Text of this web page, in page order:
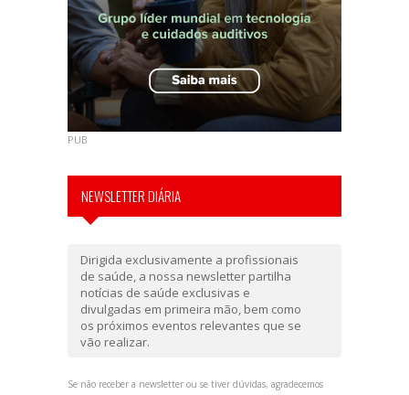
PUB
NEWSLETTER DIÁRIA
Dirigida exclusivamente a profissionais
de saúde, a nossa newsletter partilha
notícias de saúde exclusivas e
divulgadas em primeira mão, bem como
os próximos eventos relevantes que se
vão realizar.
Se não receber a newsletter ou se tiver dúvidas, agradecemos